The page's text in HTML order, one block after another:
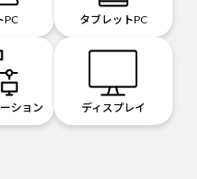
PC タブレットPC
ション ディスプレイ